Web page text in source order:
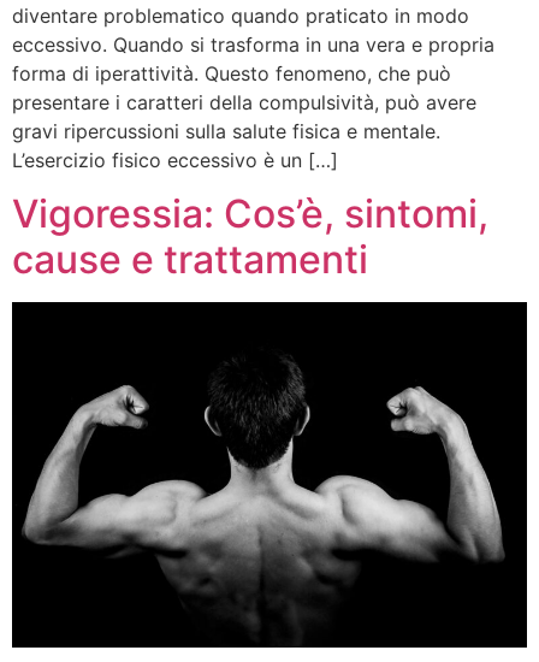
diventare problematico quando praticato in modo
eccessivo. Quando si trasforma in una vera e propria
forma di iperattività. Questo fenomeno, che può
presentare i caratteri della compulsività, può avere
gravi ripercussioni sulla salute fisica e mentale.
L’esercizio fisico eccessivo è un […]
Vigoressia: Cos’è, sintomi,
cause e trattamenti